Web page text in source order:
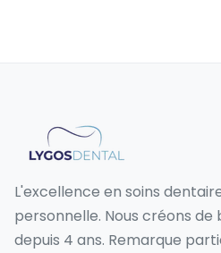
L'excellence en soins
personnelle. Nous créons de
depuis 4 ans. Remarque